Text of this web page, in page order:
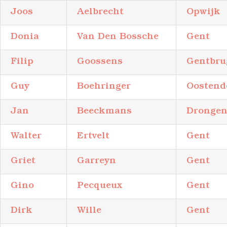
Joos Aelbrecht Opwijk
Donia Van Den Bossche Gent
Filip Goossens
Guy Boehringer
Jan Beeckmans Drongen
Walter Ertvelt Gent
Griet Garreyn Gent
Gino Pecqueux Gent
Dirk Wille Gent